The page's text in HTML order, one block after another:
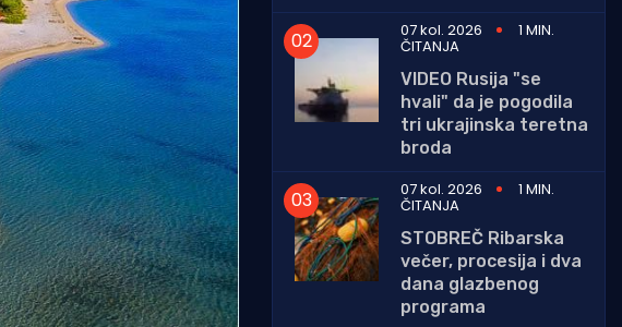
07 kol. 2026
1 MIN.
ČITANJA
VIDEO Rusija "se
hvali" da je pogodila
tri ukrajinska teretna
broda
07 kol. 2026
1 MIN.
ČITANJA
STOBREČ Ribarska
večer, procesija i dva
dana glazbenog
programa